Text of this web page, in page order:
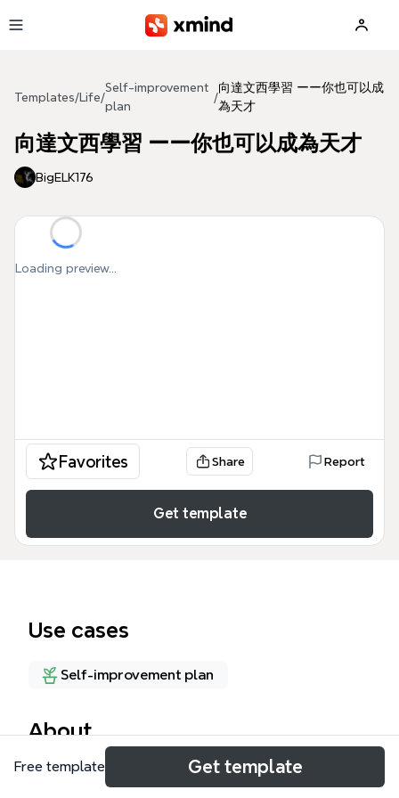
Templates/Life/
Self-improvement
plan
/
向達文西學習 ーー你也可以成
為天才
向達文西學習 ーー你也可以成為天才
BigELK176
Loading preview...
Favorites Share Report
Get template
Use cases
Self-improvement plan
About
這份「向達文西學習——你也可以成為天才」心智圖模
Free template Get template